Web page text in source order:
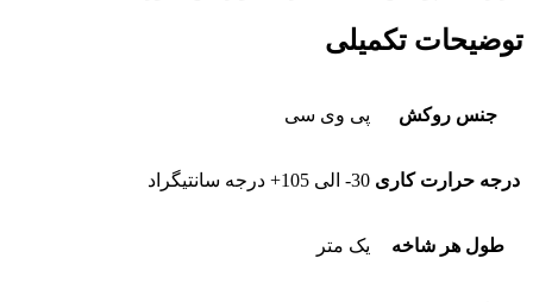
توضیحات تکمیلی
جنس روکش پی وی سی
درجه حرارت کاری 30- الی 105+ درجه سانتیگراد
طول هر شاخه یک متر